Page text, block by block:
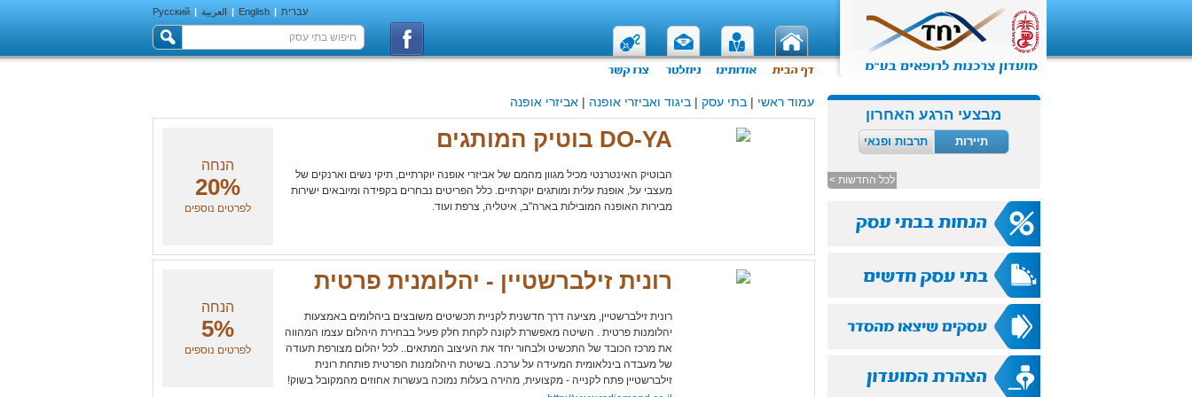
עברית |
English
| العربية |
Русский
מבצעי הרגע האחרון
תיירות תרבות ופנאי
לכל החדשות >
עמוד ראשי |בתי עסק |ביגוד ואביזרי אופנה |אביזרי אופנה
DO-YA בוטיק המותגים
הבוטיק האינטרנטי מכיל מגוון מהמם של אביזרי אופנה יוקרתיים, תיקי נשים וארנקים של
מעצבי על, אופנת עלית ומותגים יוקרתיים. כלל הפריטים נבחרים בקפידה ומיובאים ישירות
מבירות האופנה המובילות בארה"ב, איטליה, צרפת ועוד.
הנחה
20%
לפרטים נוספים
רונית זילברשטיין - יהלומנית פרטית
רונית זילברשטיין, מציעה דרך חדשנית לקניית תכשיטים משובצים ביהלומים באמצעות
יהלומנות פרטית . השיטה מאפשרת לקונה לקחת חלק פעיל בבחירת היהלום עצמו המהווה
את מרכז הכובד של התכשיט ולבחור יחד את העיצוב המתאים.. לכל יהלום מצורפת תעודה
של מעבדה בינלאומית המעידה על ערכה. בשיטת היהלומנות הפרטית פותחת רונית
זילברשטיין פתח לקנייה - מקצועית, מהירה בעלות נמוכה בעשרות אחוזים מהמקובל בשוק!
הנחה
5%
לפרטים נוספים